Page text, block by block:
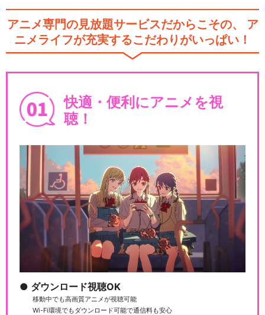
サクラ大戦 歌謡ショウ 帝国歌
劇団・第3回花組…
サクラ大戦 歌謡ショウ 帝国歌
サクラ大戦 帝国歌劇団 新世紀
カウントダウン …
サクラ大戦 帝国歌劇団・花組
新春歌謡ショウ
アニメ専門の見放題サービスだからこその、
ア
ニメライフが充実するこだわりがいっぱい！
快適・便利にアニメを視
聴！
ダウンロード視聴OK
移動中でも高画質アニメが視聴可能
Wi-Fi環境でもダウンロード可能で通信料も安心